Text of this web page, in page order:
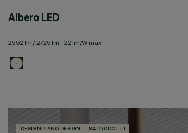
Albero LED
2552 lm / 2725 lm - 22 lm/W max
DESIGN PIANO DESIGN 84 PRODOTTI